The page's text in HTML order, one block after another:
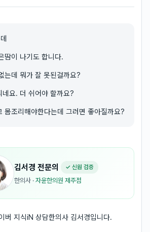
땀이 나기도 합니다.
는데 뭐가 잘 못된걸까요?
네요. 더 쉬어야 할까요?
몸조리해야한다는데 그러면 좋아질까요?
김서경 전문의 ✓ 신원 검증
한의사 · 자윤한의원 제주점
버 지식iN 상담한의사 김서경입니다.